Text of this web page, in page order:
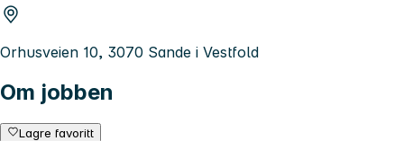
Orhusveien 10, 3070 Sande i Vestfold
Om jobben
Lagre favoritt